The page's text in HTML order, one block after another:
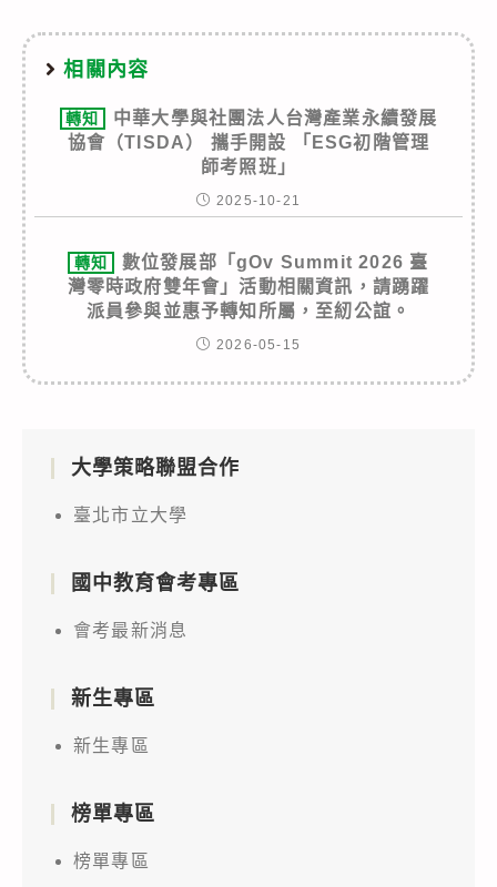
相關內容
轉知
中華大學與社團法人台灣產業永續發展
協會（TISDA） 攜手開設 「ESG初階管理
師考照班」
2025-10-21
轉知
數位發展部「gOv Summit 2026 臺
灣零時政府雙年會」活動相關資訊，請踴躍
派員參與並惠予轉知所屬，至紉公誼。
2026-05-15
大學策略聯盟合作
臺北市立大學
國中教育會考專區
會考最新消息
新生專區
新生專區
榜單專區
榜單專區